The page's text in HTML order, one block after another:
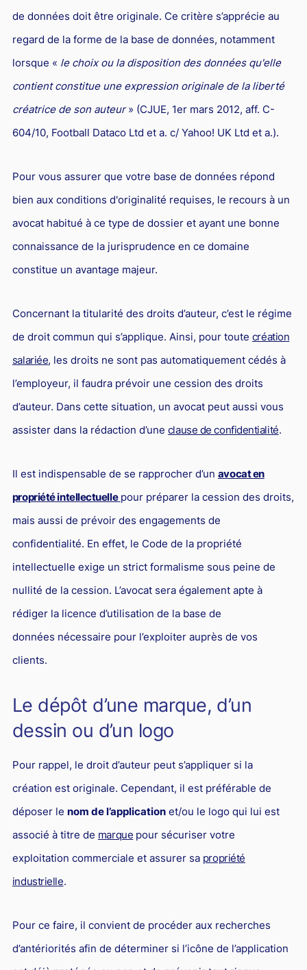
de données doit être originale. Ce critère s’apprécie au
regard de la forme de la base de données, notamment
lorsque « le choix ou la disposition des données qu'elle
contient constitue une expression originale de la liberté
créatrice de son auteur» (CJUE, 1er mars 2012, aff. C-
604/10, Football Dataco Ltd et a. c/ Yahoo! UK Ltd et a.).
Pour vous assurer que votre base de données répond
bien aux conditions d'originalité requises, le recours à un
avocat habitué à ce type de dossier et ayant une bonne
connaissance de la jurisprudence en ce domaine
constitue un avantage majeur.
Concernant la titularité des droits d’auteur, c’est le régime
de droit commun qui s’applique. Ainsi, pour toute création
salariée, les droits ne sont pas automatiquement cédés à
l’employeur, il faudra prévoir une cession des droits
d’auteur. Dans cette situation, un avocat peut aussi vous
assister dans la rédaction d’une clause de confidentialité.
Il est indispensable de se rapprocher d’un avocat en
propriété intellectuelle pour préparer la cession des droits,
mais aussi de prévoir des engagements de
confidentialité. En effet, le Code de la propriété
intellectuelle exige un strict formalisme sous peine de
nullité de la cession. L’avocat sera également apte à
rédiger la licence d’utilisation de la base de
données nécessaire pour l’exploiter auprès de vos
clients.
Le dépôt d’une marque, d’un
dessin ou d’un logo
Pour rappel, le droit d’auteur peut s’appliquer si la
création est originale. Cependant, il est préférable de
déposer le nom de l’applicationet/ou le logo qui lui est
associé à titre de marque pour sécuriser votre
exploitation commerciale et assurer sa propriété
industrielle.
Pour ce faire, il convient de procéder aux recherches
d’antériorités afin de déterminer si l’icône de l’application